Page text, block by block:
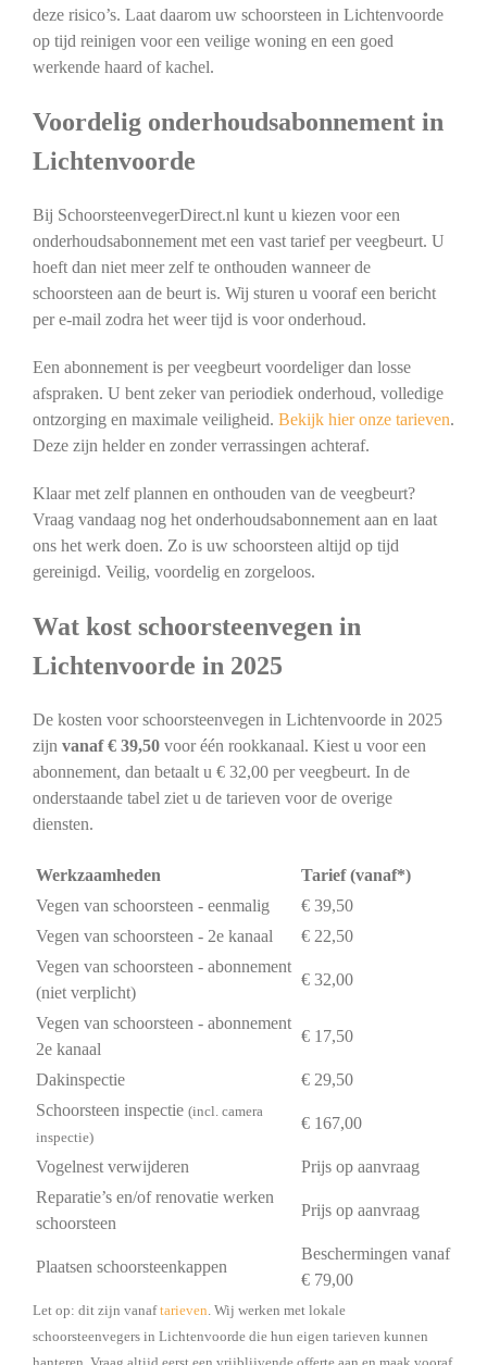
deze risico’s. Laat daarom uw schoorsteen in Lichtenvoorde
op tijd reinigen voor een veilige woning en een goed
werkende haard of kachel.
Voordelig onderhoudsabonnement in
Lichtenvoorde
Bij SchoorsteenvegerDirect.nl kunt u kiezen voor een
onderhoudsabonnement met een vast tarief per veegbeurt. U
hoeft dan niet meer zelf te onthouden wanneer de
schoorsteen aan de beurt is. Wij sturen u vooraf een bericht
per e-mail zodra het weer tijd is voor onderhoud.
Een abonnement is per veegbeurt voordeliger dan losse
afspraken. U bent zeker van periodiek onderhoud, volledige
ontzorging en maximale veiligheid. Bekijk hier onze tarieven.
Deze zijn helder en zonder verrassingen achteraf.
Klaar met zelf plannen en onthouden van de veegbeurt?
Vraag vandaag nog het onderhoudsabonnement aan en laat
ons het werk doen. Zo is uw schoorsteen altijd op tijd
gereinigd. Veilig, voordelig en zorgeloos.
Wat kost schoorsteenvegen in
Lichtenvoorde in 2025
De kosten voor schoorsteenvegen in Lichtenvoorde in 2025
zijn vanaf € 39,50voor één rookkanaal. Kiest u voor een
abonnement, dan betaalt u € 32,00 per veegbeurt. In de
onderstaande tabel ziet u de tarieven voor de overige
diensten.
Werkzaamheden
Tarief (vanaf*)
Vegen van schoorsteen - eenmalig
€ 39,50
Vegen van schoorsteen - 2e kanaal
€ 22,50
Vegen van schoorsteen - abonnement
(niet verplicht)
€ 32,00
Vegen van schoorsteen - abonnement
2e kanaal
€ 17,50
Dakinspectie
€ 29,50
Schoorsteen inspectie (incl. camera
inspectie)
€ 167,00
Vogelnest verwijderen
Prijs op aanvraag
Reparatie’s en/of renovatie werken
schoorsteen
Prijs op aanvraag
Plaatsen schoorsteenkappen
Beschermingen vanaf
€ 79,00
Let op: dit zijn vanaftarieven. Wij werken met lokale
schoorsteenvegers in Lichtenvoorde die hun eigen tarieven kunnen